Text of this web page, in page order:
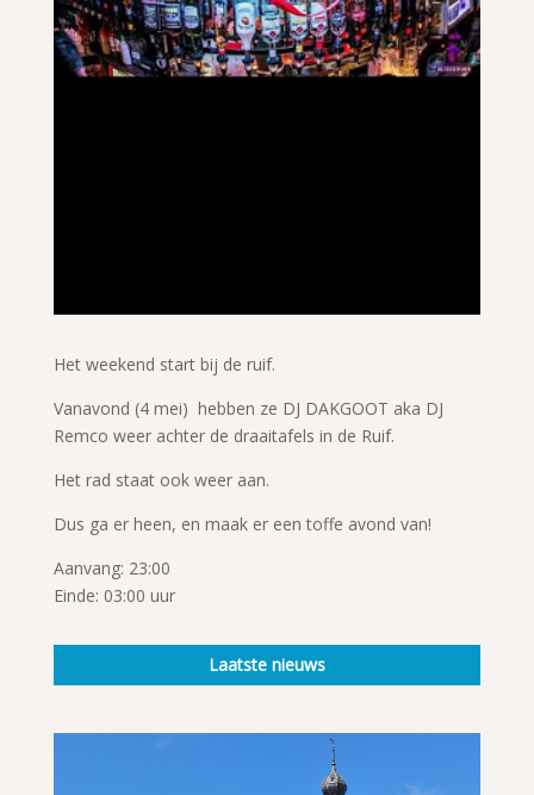
Het weekend start bij de ruif.
Vanavond (4 mei) hebben ze DJ DAKGOOT aka DJ
Remco weer achter de draaitafels in de Ruif.
Het rad staat ook weer aan.
Dus ga er heen, en maak er een toffe avond van!
Aanvang: 23:00
Einde: 03:00 uur
Laatste nieuws